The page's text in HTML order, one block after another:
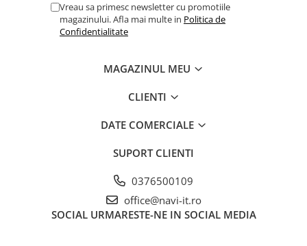
Vreau sa primesc newsletter cu promotiile
magazinului. Afla mai multe in Politica de
Confidentialitate
MAGAZINUL MEU
CLIENTI
DATE COMERCIALE
SUPORT CLIENTI
0376500109
office@navi-it.ro
SOCIAL URMARESTE-NE IN SOCIAL MEDIA